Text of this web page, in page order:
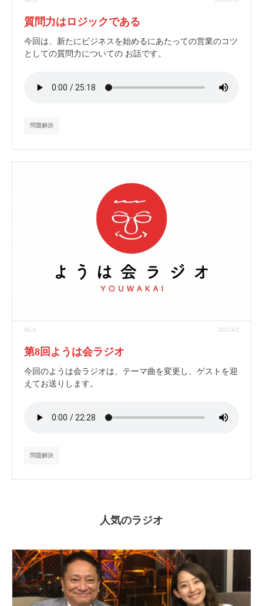
質問力はロジックである
今回は、新たにビジネスを始めるにあたっての営業のコツ
としての質問力についての お話です。
問題解決
No.8 2012/4/2
第8回ようは会ラジオ
今回のようは会ラジオは、テーマ曲を変更し、ゲストを迎
えてお送りします。
問題解決
人気のラジオ